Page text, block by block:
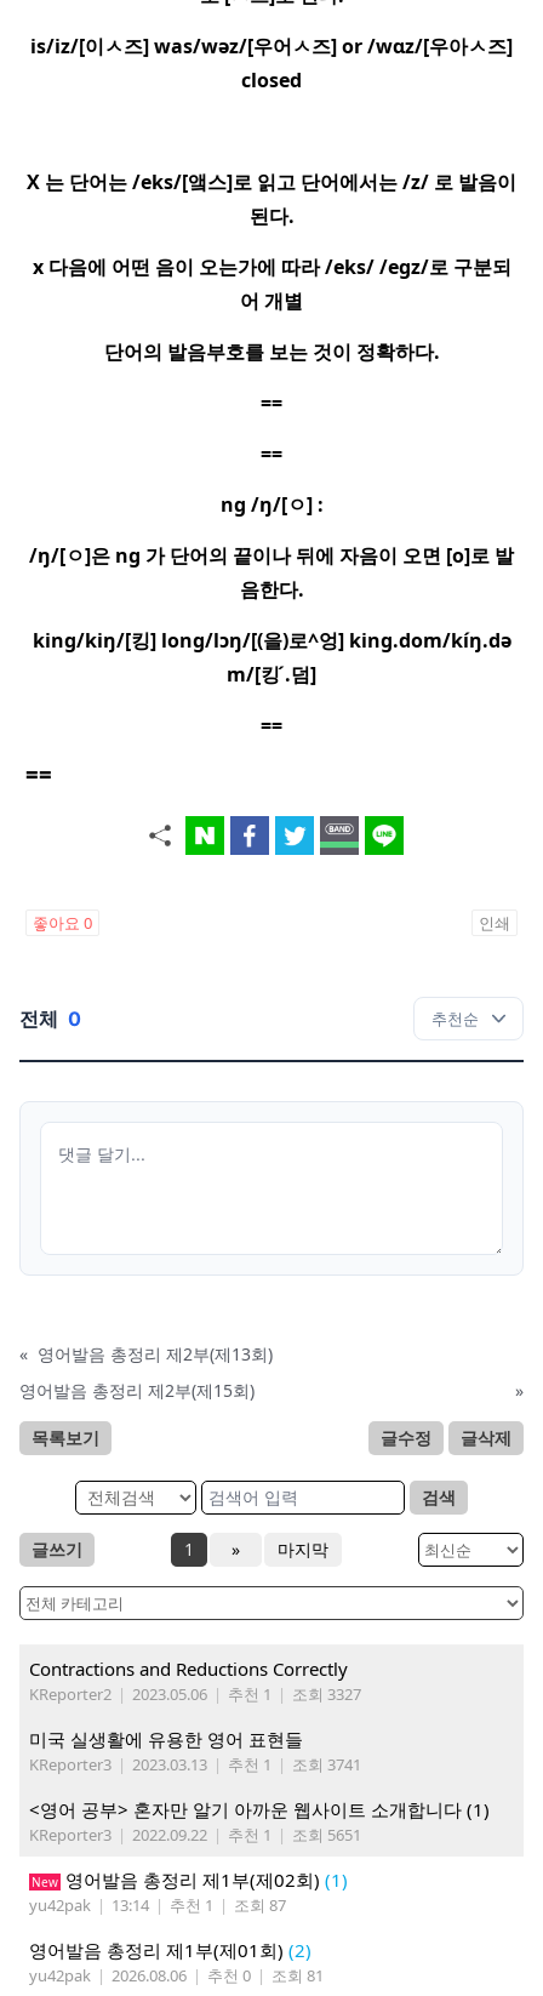
is/iz/[이ㅅ즈] was/wəz/[우어ㅅ즈] or /wɑz/[우아ㅅ즈]
closed
X 는 단어는/eks/[앸스]로 읽고 단어에서는/z/ 로 발음이
된다.
x 다음에 어떤 음이 오는가에 따라/eks/ /egz/로 구분되
어 개별
단어의 발음부호를 보는 것이 정확하다.
==
==
ng /ŋ/[ㅇ] :
/ŋ/[ㅇ]은 ng 가 단어의 끝이나 뒤에 자음이 오면 [o]로 발
음한다.
king/kiŋ/[킹] long/lɔŋ/[(을)로^엉] king.dom/kiŋ.də
m/[킹.덤]
==
==
좋아요 0 인쇄
전체 0
« 영어발음 총정리 제2부(제13회)
영어발음 총정리 제2부(제15회)
»
목록보기 글수정 글삭제
검색
글쓰기 1 » 마지막
Contractions and Reductions Correctly
KReporter2 | 2023.05.06 | 추천 1 | 조회 3327
미국 실생활에 유용한 영어 표현들
KReporter3 | 2023.03.13 | 추천 1 | 조회 3741
<영어 공부> 혼자만 알기 아까운 웹사이트 소개합니다 (1)
KReporter3 | 2022.09.22 | 추천 1 | 조회 5651
New 영어발음 총정리 제1부(제02회) (1)
yu42pak | 13:14 | 추천 1 | 조회 87
영어발음 총정리 제1부(제01회) (2)
yu42pak | 2026.08.06 | 추천 0 | 조회 81